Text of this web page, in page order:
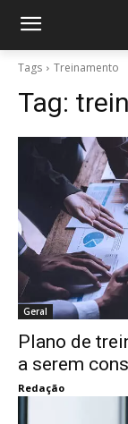
Tags Treinamento
Tag:
Geral
Plano de
a serem
Redação